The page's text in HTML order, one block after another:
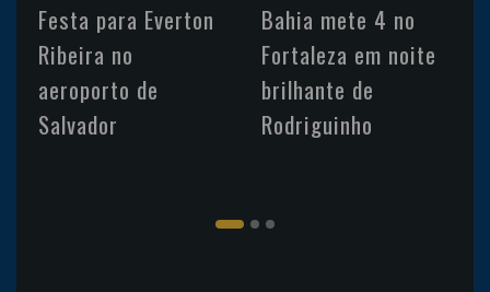
Festa para Everton
Ribeira no
aeroporto de
Salvador
Bahia mete 4 no
Fortaleza em noite
brilhante de
Rodriguinho